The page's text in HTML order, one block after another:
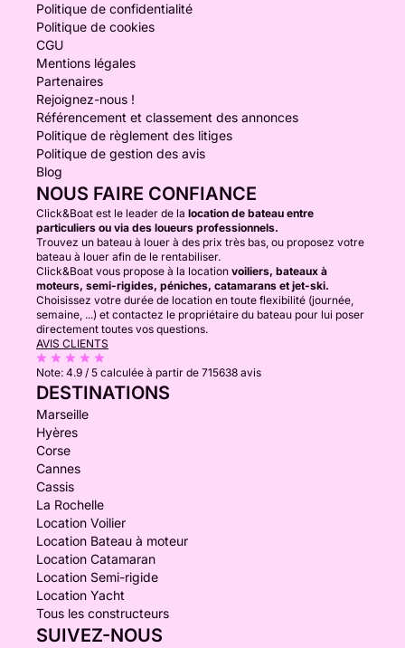
Politique de confidentialité
Politique de cookies
CGU
Mentions légales
Partenaires
Rejoignez-nous !
Référencement et classement des annonces
Politique de règlement des litiges
Politique de gestion des avis
Blog
NOUS FAIRE CONFIANCE
Click&Boat est le leader de la location de bateau entre
particuliers ou via des loueurs professionnels.
Trouvez un bateau à louer à des prix très bas, ou proposez votre
bateau à louer afin de le rentabiliser.
Click&Boat vous propose à la location voiliers, bateaux à
moteurs, semi-rigides, péniches, catamarans et jet-ski.
Choisissez votre durée de location en toute flexibilité (journée,
semaine, ...) et contactez le propriétaire du bateau pour lui poser
directement toutes vos questions.
AVIS CLIENTS
Note: 4.9 / 5 calculée à partir de 715638 avis
DESTINATIONS
Marseille
Hyères
Corse
Cannes
Cassis
La Rochelle
Location Voilier
Location Bateau à moteur
Location Catamaran
Location Semi-rigide
Location Yacht
Tous les constructeurs
SUIVEZ-NOUS